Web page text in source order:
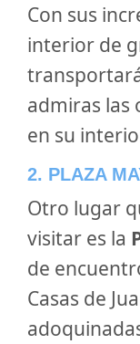
Con sus
interior de
admiras las
en su
2. PLAZA
Otro lugar
visitar es la
de
Casas de